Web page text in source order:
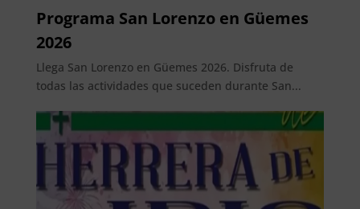
Programa San Lorenzo en Güemes
2026
Llega San Lorenzo en Güemes 2026. Disfruta de
todas las actividades que suceden durante San...